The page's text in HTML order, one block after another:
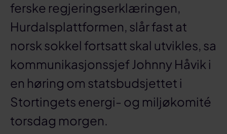
ferske regjeringserklæringen,
Hurdalsplattformen, slår fast at
norsk sokkel fortsatt skal utvikles, sa
kommunikasjonssjef Johnny Håvik i
en høring om statsbudsjettet i
Stortingets energi- og miljøkomité
torsdag morgen.